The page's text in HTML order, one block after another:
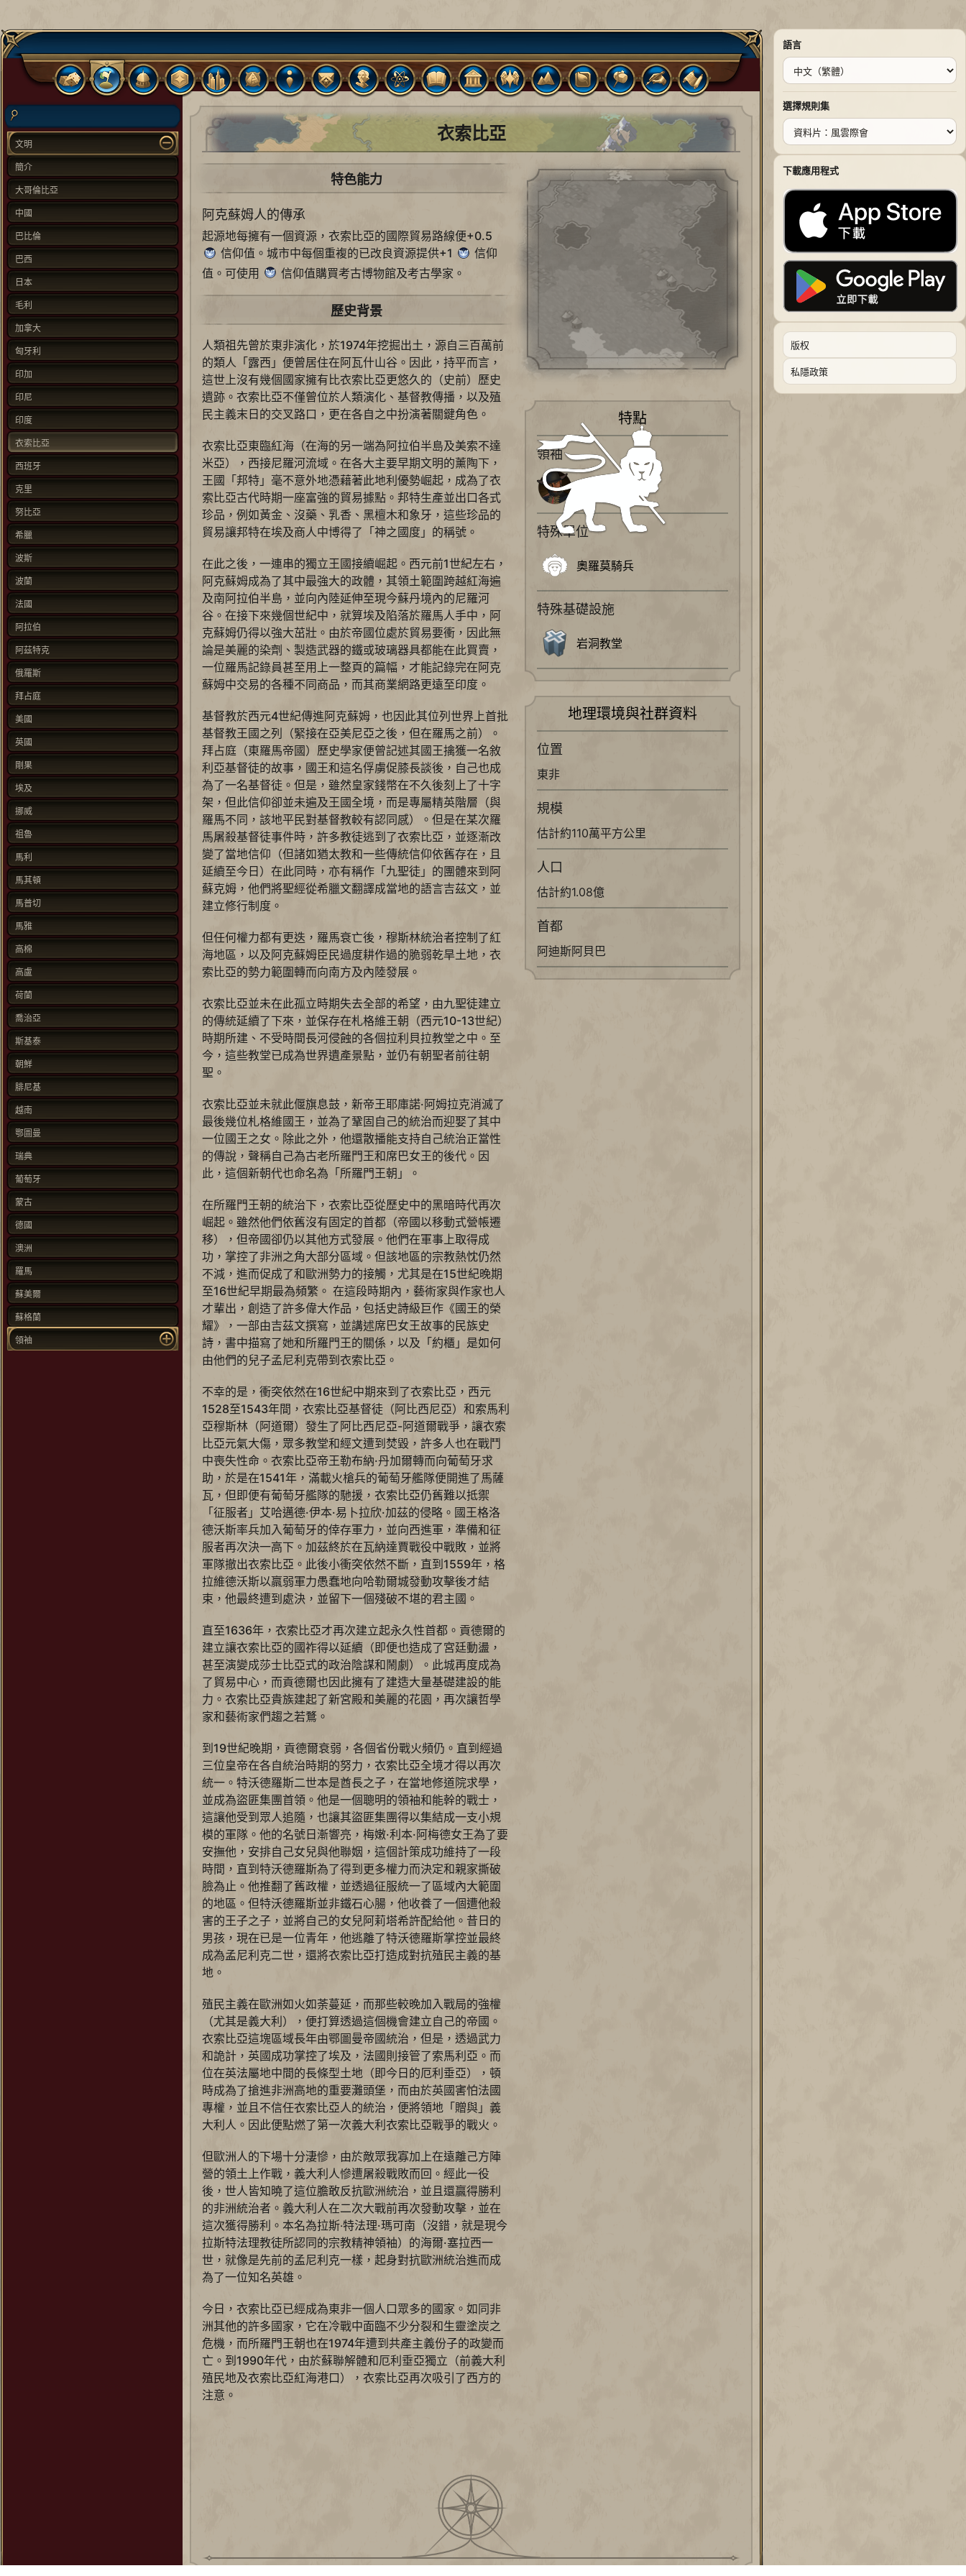
文明
簡介
大哥倫比亞
中國
巴比倫
巴西
日本
毛利
加拿大
匈牙利
印加
印尼
印度
衣索比亞
西班牙
克里
努比亞
希臘
波斯
波蘭
法國
阿拉伯
阿茲特克
俄羅斯
拜占庭
美國
英國
剛果
埃及
挪威
祖魯
馬利
馬其頓
馬普切
馬雅
高棉
高盧
荷蘭
喬治亞
斯基泰
朝鮮
腓尼基
越南
鄂圖曼
瑞典
葡萄牙
蒙古
德國
澳洲
羅馬
蘇美爾
蘇格蘭
領袖
衣索比亞
特色能力
阿克蘇姆人的傳承
起源地每擁有一個資源，衣索比亞的國際貿易路線便+0.5
信仰值。城市中每個重複的已改良資源提供+1
信仰
值。可使用
信仰值購買考古博物館及考古學家。
歷史背景
人類祖先曾於東非演化，於1974年挖掘出土，源自三百萬前
的類人「露西」便曾居住在阿瓦什山谷。因此，持平而言，
這世上沒有幾個國家擁有比衣索比亞更悠久的（史前）歷史
遺跡。衣索比亞不僅曾位於人類演化、基督教傳播，以及殖
民主義末日的交叉路口，更在各自之中扮演著關鍵角色。
衣索比亞東臨紅海（在海的另一端為阿拉伯半島及美索不達
米亞），西接尼羅河流域。在各大主要早期文明的薰陶下，
王國「邦特」毫不意外地憑藉著此地利優勢崛起，成為了衣
索比亞古代時期一座富強的貿易據點。邦特生產並出口各式
珍品，例如黃金、沒藥、乳香、黑檀木和象牙，這些珍品的
貿易讓邦特在埃及商人中博得了「神之國度」的稱號。
在此之後，一連串的獨立王國接續崛起。西元前1世紀左右，
阿克蘇姆成為了其中最強大的政體，其領土範圍跨越紅海遍
及南阿拉伯半島，並向內陸延伸至現今蘇丹境內的尼羅河
谷。在接下來幾個世紀中，就算埃及陷落於羅馬人手中，阿
克蘇姆仍得以強大茁壯。由於帝國位處於貿易要衝，因此無
論是美麗的染劑、製造武器的鐵或玻璃器具都能在此買賣，
一位羅馬記錄員甚至用上一整頁的篇幅，才能記錄完在阿克
蘇姆中交易的各種不同商品，而其商業網路更遠至印度。
基督教於西元4世紀傳進阿克蘇姆，也因此其位列世界上首批
基督教王國之列（緊接在亞美尼亞之後，但在羅馬之前）。
拜占庭（東羅馬帝國）歷史學家便曾記述其國王擒獲一名敘
利亞基督徒的故事，國王和這名俘虜促膝長談後，自己也成
為了一名基督徒。但是，雖然皇家錢幣在不久後刻上了十字
架，但此信仰卻並未遍及王國全境，而是專屬精英階層（與
羅馬不同，該地平民對基督教較有認同感）。但是在某次羅
馬屠殺基督徒事件時，許多教徒逃到了衣索比亞，並逐漸改
變了當地信仰（但諸如猶太教和一些傳統信仰依舊存在，且
延續至今日）在此同時，亦有稱作「九聖徒」的團體來到阿
蘇克姆，他們將聖經從希臘文翻譯成當地的語言吉茲文，並
建立修行制度。
但任何權力都有更迭，羅馬衰亡後，穆斯林統治者控制了紅
海地區，以及阿克蘇姆臣民過度耕作過的脆弱乾旱土地，衣
索比亞的勢力範圍轉而向南方及內陸發展。
衣索比亞並未在此孤立時期失去全部的希望，由九聖徒建立
的傳統延續了下來，並保存在札格維王朝（西元10-13世紀）
時期所建、不受時間長河侵蝕的各個拉利貝拉教堂之中。至
今，這些教堂已成為世界遺產景點，並仍有朝聖者前往朝
聖。
衣索比亞並未就此偃旗息鼓，新帝王耶庫諾·阿姆拉克消滅了
最後幾位札格維國王，並為了鞏固自己的統治而迎娶了其中
一位國王之女。除此之外，他還散播能支持自己統治正當性
的傳說，聲稱自己為古老所羅門王和席巴女王的後代。因
此，這個新朝代也命名為「所羅門王朝」。
在所羅門王朝的統治下，衣索比亞從歷史中的黑暗時代再次
崛起。雖然他們依舊沒有固定的首都（帝國以移動式營帳遷
移），但帝國卻仍以其他方式發展。他們在軍事上取得成
功，掌控了非洲之角大部分區域。但該地區的宗教熱忱仍然
不減，進而促成了和歐洲勢力的接觸，尤其是在15世紀晚期
至16世紀早期最為頻繁。 在這段時期內，藝術家與作家也人
才輩出，創造了許多偉大作品，包括史詩級巨作《國王的榮
耀》，一部由吉茲文撰寫，並講述席巴女王故事的民族史
詩，書中描寫了她和所羅門王的關係，以及「約櫃」是如何
由他們的兒子孟尼利克帶到衣索比亞。
不幸的是，衝突依然在16世紀中期來到了衣索比亞，西元
1528至1543年間，衣索比亞基督徒（阿比西尼亞）和索馬利
亞穆斯林（阿道爾）發生了阿比西尼亞-阿道爾戰爭，讓衣索
比亞元氣大傷，眾多教堂和經文遭到焚毀，許多人也在戰鬥
中喪失性命。衣索比亞帝王勒布納·丹加爾轉而向葡萄牙求
助，於是在1541年，滿載火槍兵的葡萄牙艦隊便開進了馬薩
瓦，但即便有葡萄牙艦隊的馳援，衣索比亞仍舊難以抵禦
「征服者」艾哈邁德·伊本·易卜拉欣·加茲的侵略。國王格洛
德沃斯率兵加入葡萄牙的倖存軍力，並向西進軍，準備和征
服者再次決一高下。加茲終於在瓦納達賈戰役中戰敗，並將
軍隊撤出衣索比亞。此後小衝突依然不斷，直到1559年，格
拉維德沃斯以羸弱軍力愚蠢地向哈勒爾城發動攻擊後才結
束，他最終遭到處決，並留下一個殘破不堪的君主國。
直至1636年，衣索比亞才再次建立起永久性首都。貢德爾的
建立讓衣索比亞的國祚得以延續（即便也造成了宮廷動盪，
甚至演變成莎士比亞式的政治陰謀和鬧劇）。此城再度成為
了貿易中心，而貢德爾也因此擁有了建造大量基礎建設的能
力。衣索比亞貴族建起了新宮殿和美麗的花園，再次讓哲學
家和藝術家們趨之若鶩。
到19世紀晚期，貢德爾衰弱，各個省份戰火頻仍。直到經過
三位皇帝在各自統治時期的努力，衣索比亞全境才得以再次
統一。特沃德羅斯二世本是酋長之子，在當地修道院求學，
並成為盜匪集團首領。他是一個聰明的領袖和能幹的戰士，
這讓他受到眾人追隨，也讓其盜匪集團得以集結成一支小規
模的軍隊。他的名號日漸響亮，梅嫩·利本·阿梅德女王為了要
安撫他，安排自己女兒與他聯姻，這個計策成功維持了一段
時間，直到特沃德羅斯為了得到更多權力而決定和親家撕破
臉為止。他推翻了舊政權，並透過征服統一了區域內大範圍
的地區。但特沃德羅斯並非鐵石心腸，他收養了一個遭他殺
害的王子之子，並將自己的女兒阿莉塔希許配給他。昔日的
男孩，現在已是一位青年，他逃離了特沃德羅斯掌控並最終
成為孟尼利克二世，還將衣索比亞打造成對抗殖民主義的基
地。
殖民主義在歐洲如火如荼蔓延，而那些較晚加入戰局的強權
（尤其是義大利），便打算透過這個機會建立自己的帝國。
衣索比亞這塊區域長年由鄂圖曼帝國統治，但是，透過武力
和詭計，英國成功掌控了埃及，法國則接管了索馬利亞。而
位在英法屬地中間的長條型土地（即今日的厄利垂亞），頓
時成為了搶進非洲高地的重要灘頭堡，而由於英國害怕法國
專權，並且不信任衣索比亞人的統治，便將領地「贈與」義
大利人。因此便點燃了第一次義大利衣索比亞戰爭的戰火。
但歐洲人的下場十分淒慘，由於敵眾我寡加上在遠離己方陣
營的領土上作戰，義大利人慘遭屠殺戰敗而回。經此一役
後，世人皆知曉了這位膽敢反抗歐洲統治，並且還贏得勝利
的非洲統治者。義大利人在二次大戰前再次發動攻擊，並在
這次獲得勝利。本名為拉斯‧特法理·瑪可南（沒錯，就是現今
拉斯特法理教徒所認同的宗教精神領袖）的海爾·塞拉西一
世，就像是先前的孟尼利克一樣，起身對抗歐洲統治進而成
為了一位知名英雄。
今日，衣索比亞已經成為東非一個人口眾多的國家。如同非
洲其他的許多國家，它在冷戰中面臨不少分裂和生靈塗炭之
危機，而所羅門王朝也在1974年遭到共產主義份子的政變而
亡。到1990年代，由於蘇聯解體和厄利垂亞獨立（前義大利
殖民地及衣索比亞紅海港口），衣索比亞再次吸引了西方的
注意。
特點
領袖
特殊單位
奧羅莫騎兵
特殊基礎設施
岩洞教堂
地理環境與社群資料
位置
東非
規模
估計約110萬平方公里
人口
估計約1.08億
首都
阿迪斯阿貝巴
語言
選擇規則集
下載應用程式
版权
私隱政策